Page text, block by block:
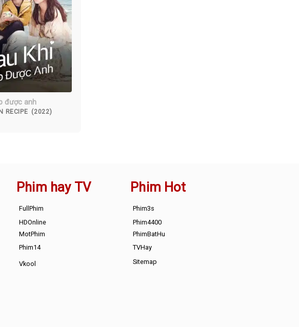
được anh
RECIPE (2022)
Phim hay TV
FullPhim
HDOnline
MotPhim
Phim14
Vkool
Phim Hot
Phim3s
Phim4400
PhimBatHu
TVHay
Sitemap